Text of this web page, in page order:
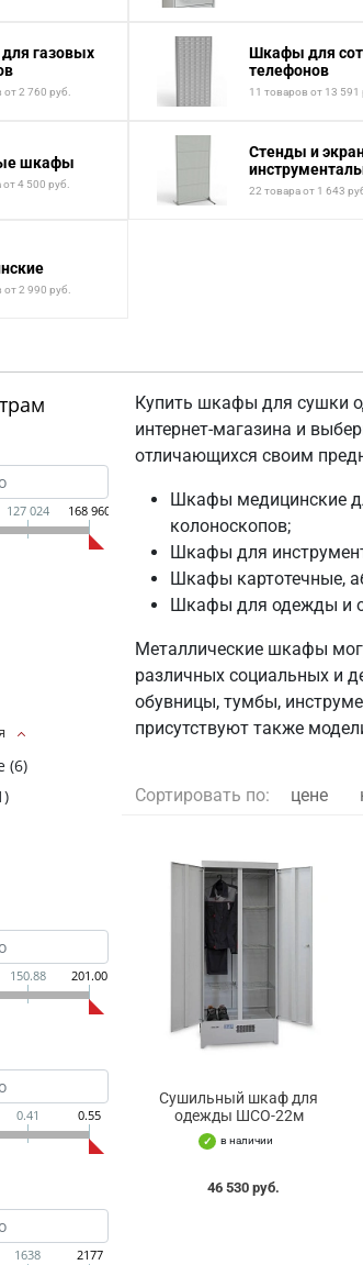
газовых
2 760 руб.
Шкафы для
телефонов
11 товаров от 13 591
шкафы
4 500 руб.
Стенды и
22 товара от 1 643
2 990 руб.
127 024 168 960
(6)
)
150.88 201.00
0.41 0.55
1638 2177
Купить шкафы для сушки
интернет-магазина и
отличающихся своим
Шкафы медицинские
колоноскопов;
Шкафы для
Шкафы картотечные,
Шкафы для одежды и
Металлические шкафы
различных социальных и
обувницы, тумбы,
присутствуют также
Сортировать по: цене
Сушильный шкаф для
одежды ШСО-22м
в наличии
46 530 руб.